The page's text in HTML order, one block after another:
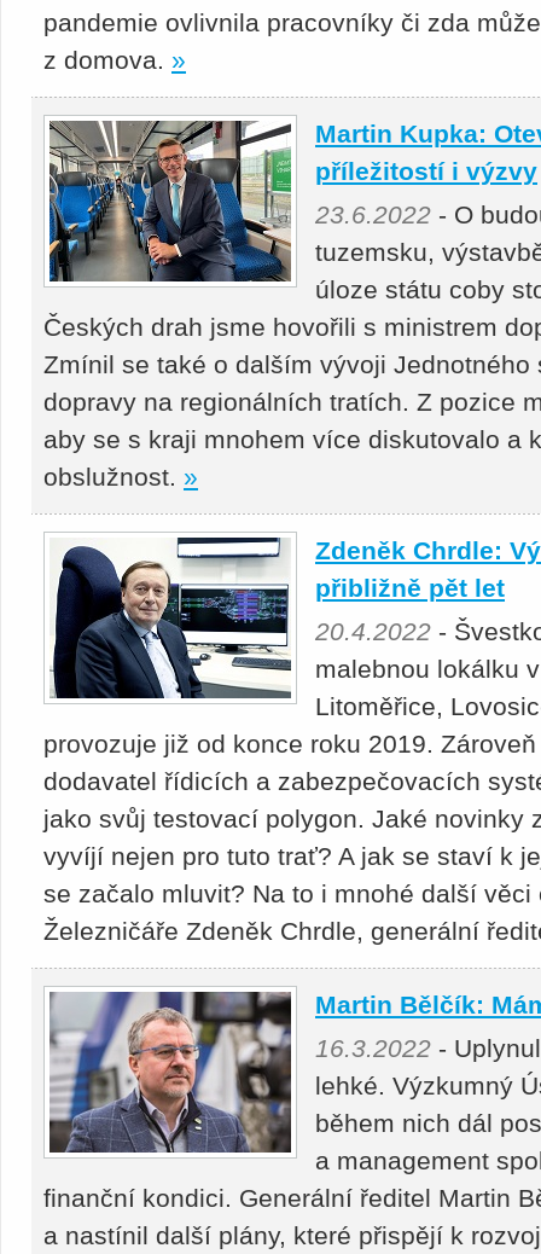
pandemie ovlivnila pracovníky či zda
z domova. »
Martin Kupka:
příležitostí i výzvy
23.6.2022 - O
tuzemsku,
úloze státu coby
Českých drah jsme hovořili s ministrem
Zmínil se také o dalším vývoji
dopravy na regionálních tratích. Z pozice
aby se s kraji mnohem více diskutovalo a
obslužnost. »
Zdeněk Chrdle:
přibližně pět let
20.4.2022 -
malebnou lokálku
Litoměřice,
provozuje již od konce roku 2019.
dodavatel řídicích a zabezpečovacích
jako svůj testovací polygon. Jaké novinky
vyvíjí nejen pro tuto trať? A jak se staví k
se začalo mluvit? Na to i mnohé další
Železničáře Zdeněk Chrdle, generální
Martin Bělčík:
16.3.2022 -
lehké. Výzkumný
během nich dál
a management
finanční kondici. Generální ředitel Martin
a nastínil další plány, které přispějí k